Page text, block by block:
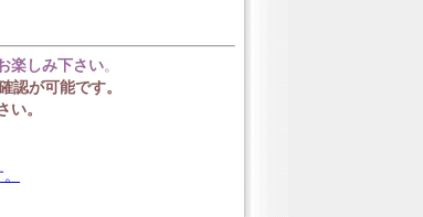
楽しみ下さい。
認が可能です。
い。